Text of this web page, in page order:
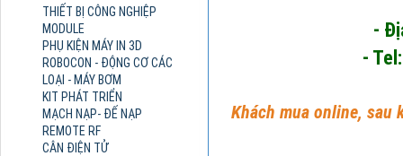
-
-
Khách mua online, sau
THIẾT BỊ CÔNG NGHIỆP
MODULE
PHỤ KIỆN MÁY IN 3D
ROBOCON - ĐỘNG CƠ CÁC
LOẠI - MÁY BƠM
KIT PHÁT TRIỂN
MẠCH NẠP- ĐẾ NẠP
REMOTE RF
CÂN ĐIỆN TỬ